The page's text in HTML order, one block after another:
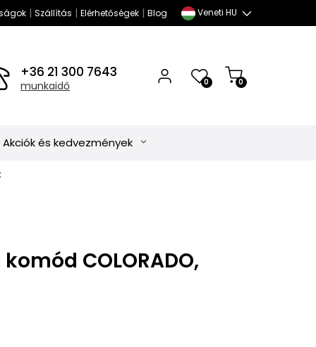
| Szállítás | Elérhetőségek| Blog Veneti HU
+36 21 300 7643
munkaidő 0 0
Akciók és kedvezmények
COLORADO,